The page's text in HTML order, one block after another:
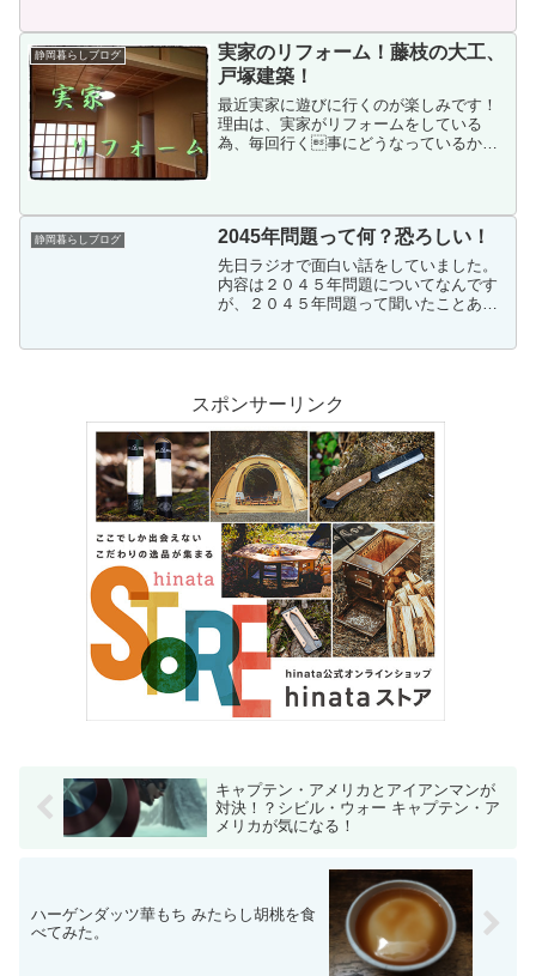
ログへようこそ！管理人...
静岡暮らしブログ
実家のリフォーム！藤枝の大工、
戸塚建築！
最近実家に遊びに行くのが楽しみです！
理由は、実家がリフォームをしている
為、毎回行く事にどうなっているか見
静岡暮らしブログ 2045年問題って何？恐ろしい！
先日ラジオで面白い話をしていました。
内容は２０４５年問題についてなんです
が、２０４５年問題って聞いたことあり
スポンサーリンク
キャプテン・アメリカとアイアンマンが
対決！？シビル・ウォー キャプテン・ア
メリカが気になる！
ハーゲンダッツ華もち みたらし胡桃を食
べてみた。